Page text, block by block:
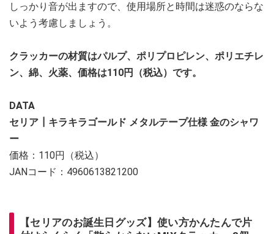
しっかり音が出ますので、使用場所と時間は迷惑のならな
いよう考慮しましょう。
クラッカーの材質はパルプ、ポリプロピレン、ポリエチレ
ン、綿、火薬、価格は110円（税込）です。
DATA
セリア┃キラキラゴールド メタルテープ仕様 金のシャワ
ー
価格：110円（税込）
JANコード：4960613821200
【セリアのお誕生日グッズ】使い方かんたんで片